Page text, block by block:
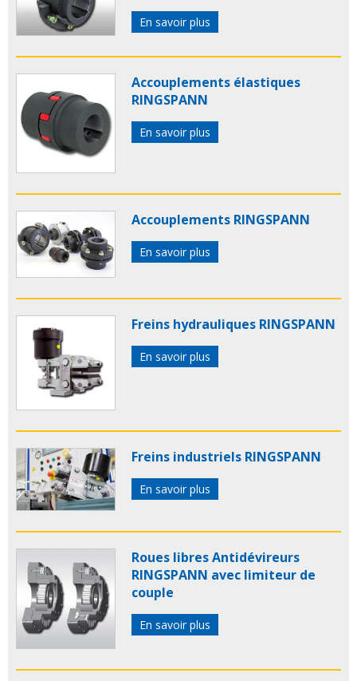
En savoir plus
Accouplements élastiques
RINGSPANN
En savoir plus
Accouplements RINGSPANN
En savoir plus
Freins hydrauliques RINGSPANN
En savoir plus
Freins industriels RINGSPANN
En savoir plus
Roues libres Antidévireurs
RINGSPANN avec limiteur de
couple
En savoir plus